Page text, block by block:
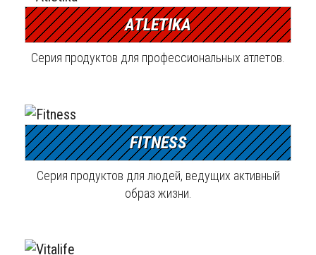
ATLETIKA
Серия продуктов для профессиональных атлетов.
FITNESS
Серия продуктов для людей, ведущих активный
образ жизни.